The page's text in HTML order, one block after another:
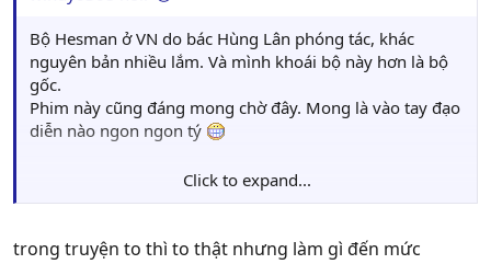
Bộ Hesman ở VN do bác Hùng Lân phóng tác, khác
nguyên bản nhiều lắm. Và mình khoái bộ này hơn là bộ
gốc.
Phim này cũng đáng mong chờ đây. Mong là vào tay đạo
diễn nào ngon ngon tý
Click to expand...
trong truyện to thì to thật nhưng làm gì đến mức